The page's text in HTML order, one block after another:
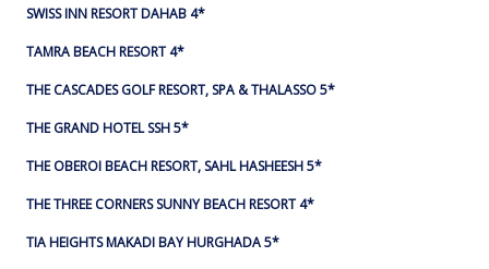
SWISS INN RESORT DAHAB 4*
TAMRA BEACH RESORT 4*
THE CASCADES GOLF RESORT, SPA & THALASSO 5*
THE GRAND HOTEL SSH 5*
THE OBEROI BEACH RESORT, SAHL HASHEESH 5*
THE THREE CORNERS SUNNY BEACH RESORT 4*
TIA HEIGHTS MAKADI BAY HURGHADA 5*